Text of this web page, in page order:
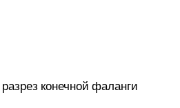
конечной фаланги